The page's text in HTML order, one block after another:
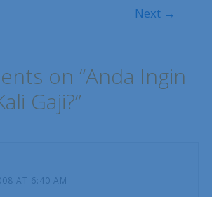
Next →
on “Anda Ingin
Gaji?”
AT 6:40 AM